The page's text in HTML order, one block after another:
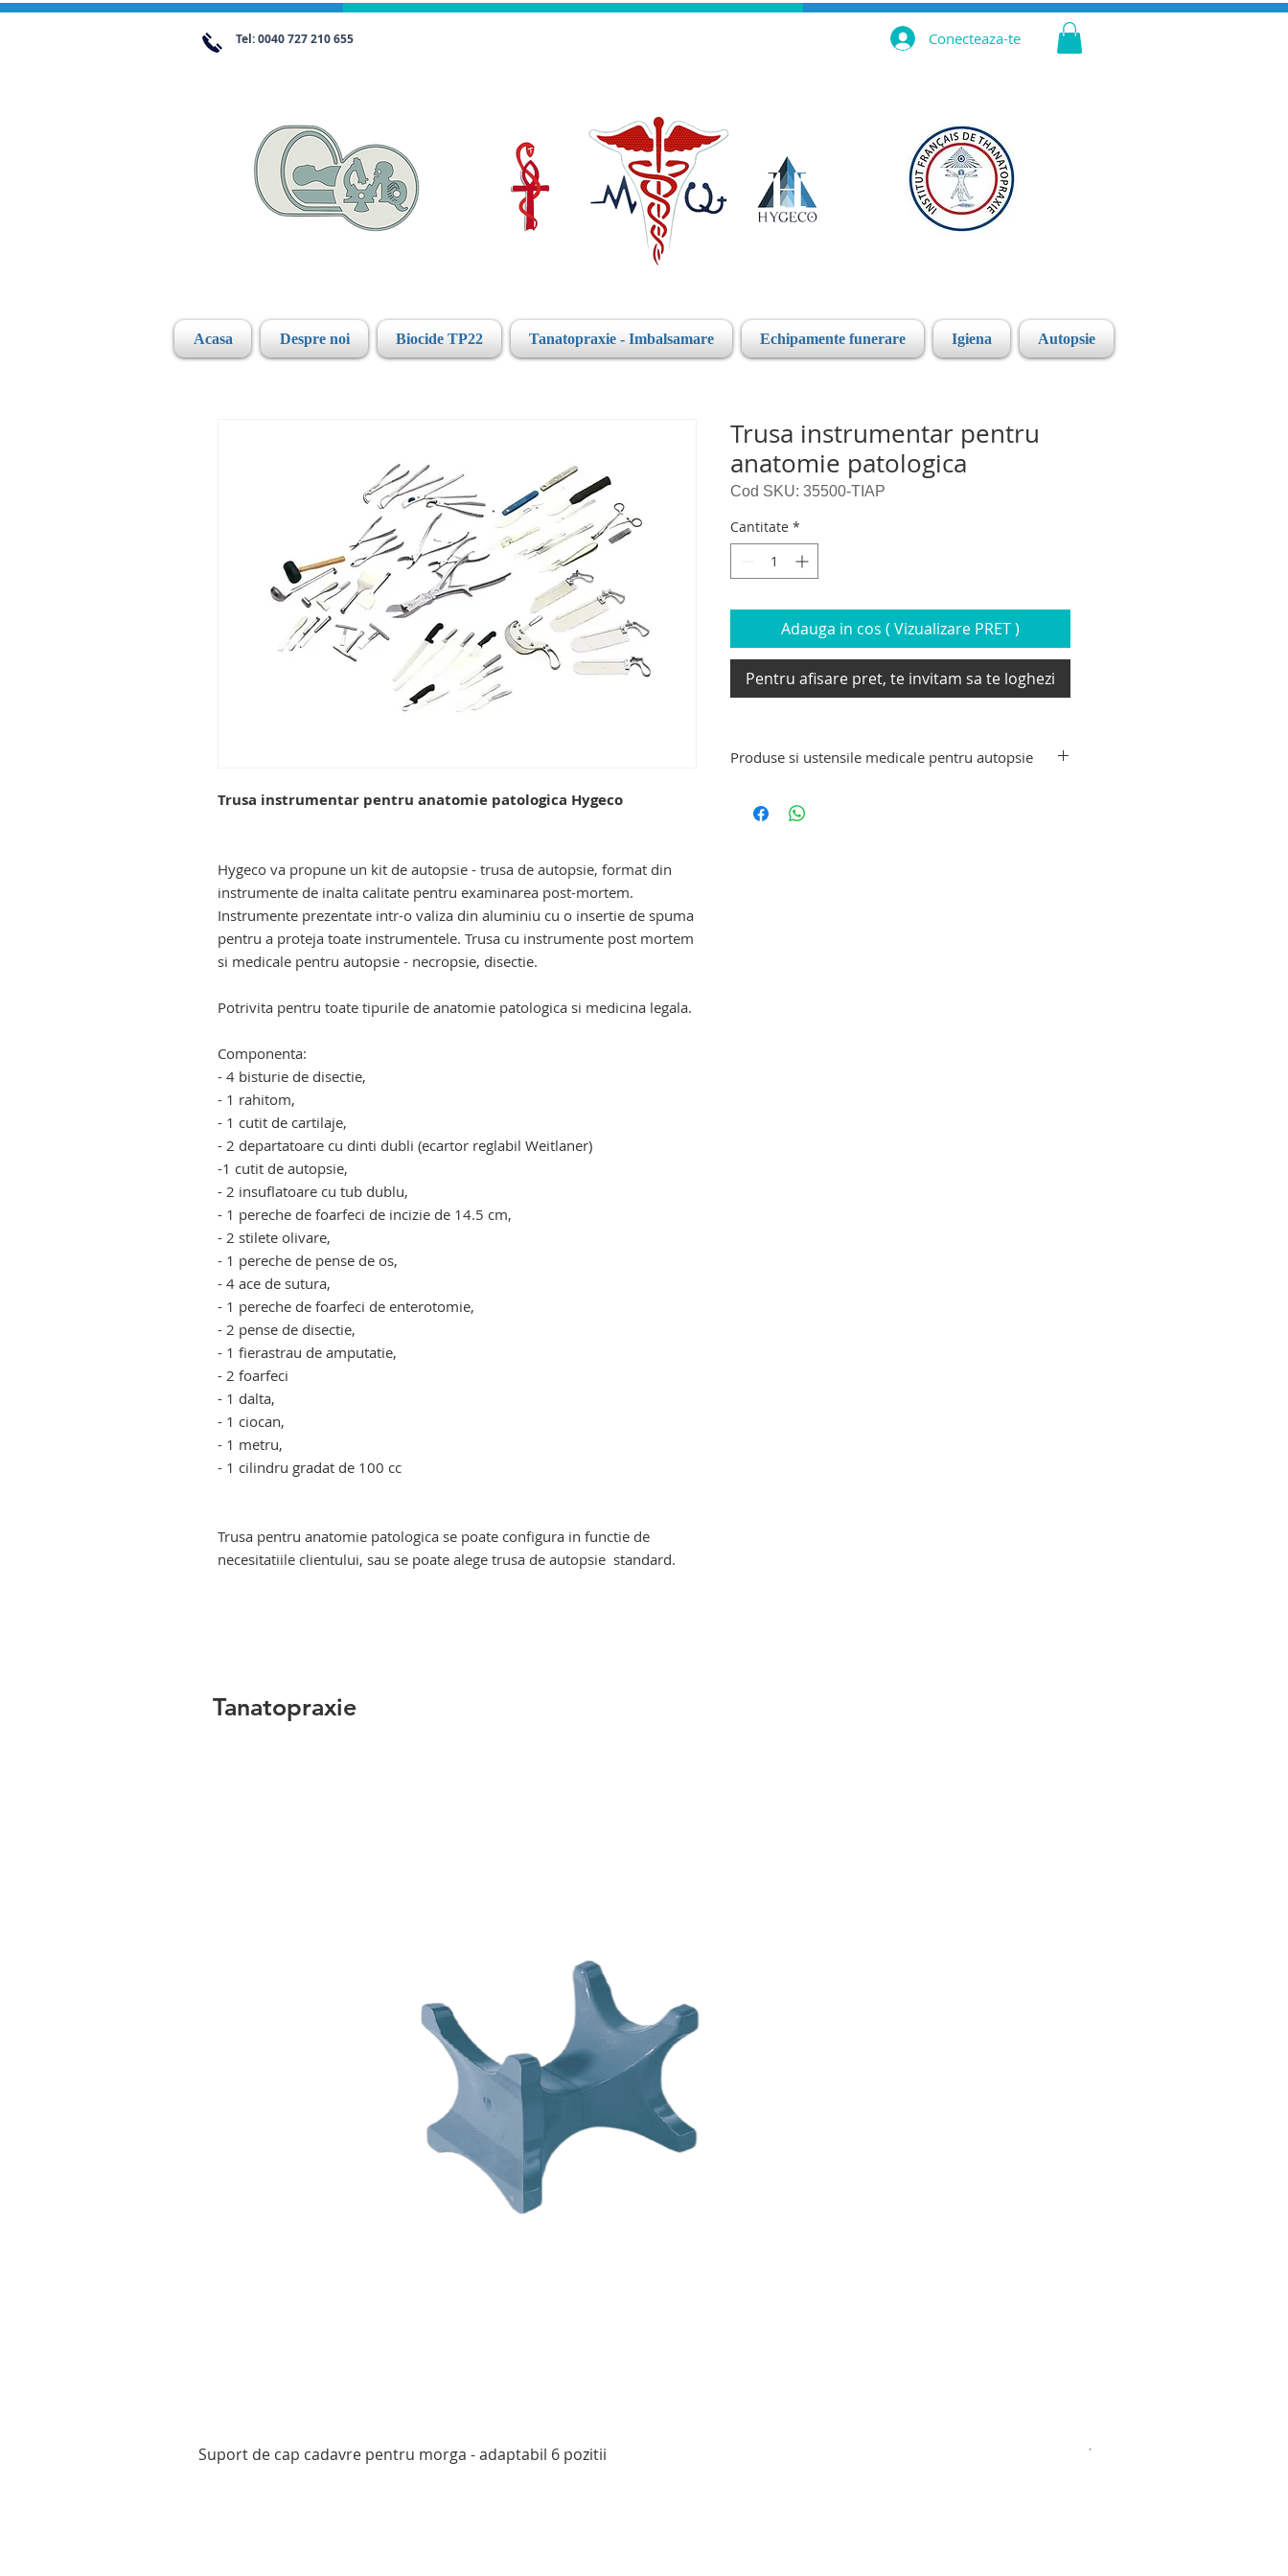
Tel: 0040 727 210 655 Conecteaza-te
Acasa Despre noi Biocide TP22 Tanatopraxie - Imbalsamare Echipamente funerare Igiena Autopsie
Trusa instrumentar pentru anatomie patologica Hygeco
Hygeco va propune un kit de autopsie - trusa de autopsie, format din
instrumente de inalta calitate pentru examinarea post-mortem.
Instrumente prezentate intr-o valiza din aluminiu cu o insertie de spuma
pentru a proteja toate instrumentele. Trusa cu instrumente post mortem
si medicale pentru autopsie - necropsie, disectie.
Potrivita pentru toate tipurile de anatomie patologica si medicina legala.
Componenta:
- 4 bisturie de disectie,
- 1 rahitom,
- 1 cutit de cartilaje,
- 2 departatoare cu dinti dubli (ecartor reglabil Weitlaner)
-1 cutit de autopsie,
- 2 insuflatoare cu tub dublu,
- 1 pereche de foarfeci de incizie de 14.5 cm,
- 2 stilete olivare,
- 1 pereche de pense de os,
- 4 ace de sutura,
- 1 pereche de foarfeci de enterotomie,
- 2 pense de disectie,
- 1 fierastrau de amputatie,
- 2 foarfeci
- 1 dalta,
- 1 ciocan,
- 1 metru,
- 1 cilindru gradat de 100 cc
Trusa pentru anatomie patologica se poate configura in functie de
necesitatiile clientului, sau se poate alege trusa de autopsie standard.
Trusa instrumentar pentru
anatomie patologica
Cod SKU: 35500-TIAP
Cantitate *
Adauga in cos ( Vizualizare PRET )
Pentru afisare pret, te invitam sa te loghezi
Produse si ustensile medicale pentru autopsie
necropsie: trusa de autopsie, trusa de necropsie,
Tanatopraxie
Afișare rapidă
Suport de cap cadavre pentru morga - adaptabil 6 pozitii Valiza de transport